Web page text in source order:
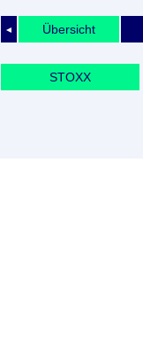
◄ Übersicht
STOXX